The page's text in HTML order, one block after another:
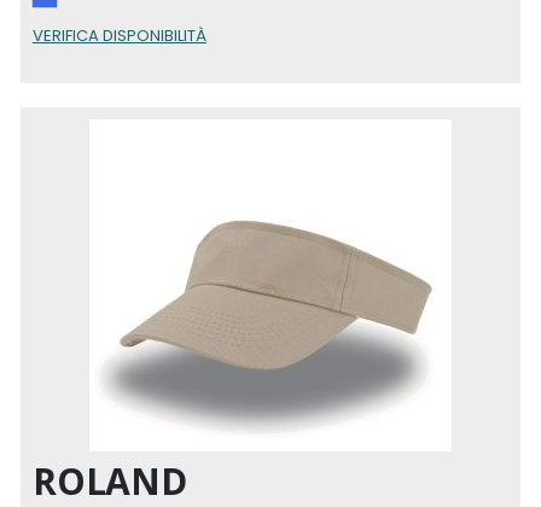
VERIFICA DISPONIBILITÀ
ROLAND